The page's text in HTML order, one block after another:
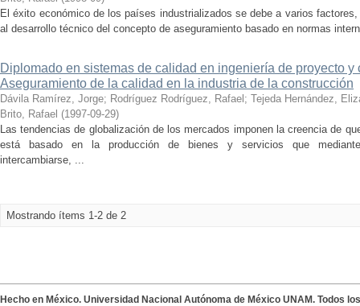
El éxito económico de los países industrializados se debe a varios
al desarrollo técnico del concepto de aseguramiento basado en normas
Diplomado en sistemas de calidad en ingeniería de proyecto y
Aseguramiento de la calidad en la industria de la construcción
Dávila Ramírez, Jorge; Rodríguez Rodríguez, Rafael ; Tejeda Hernández,
Brito, Rafael (1997-09-29)
Las tendencias de globalización de los mercados imponen la creencia de
está basado en la producción de bienes y servicios que mediante
intercambiarse, ...
Mostrando ítems 1-2 de 2
Hecho en México. Universidad Nacional Autónoma de México UNAM. Todos